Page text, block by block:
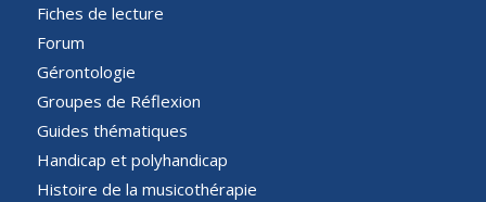
Fiches de lecture
Forum
Gérontologie
Groupes de Réflexion
Guides thématiques
Handicap et polyhandicap
Histoire de la musicothérapie